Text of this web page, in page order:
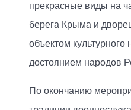
прекрасные виды на
берега Крыма и
объектом
достоянием народов
По окончанию